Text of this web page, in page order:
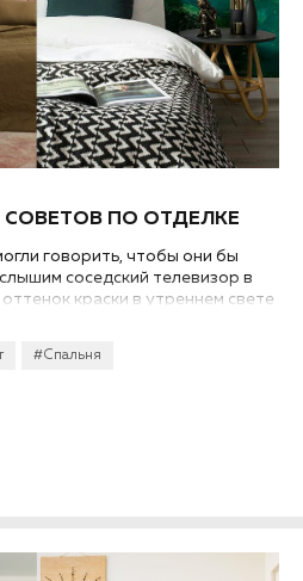
#Спальня
СОВЕТОВ ПО ОТДЕЛКЕ
говорить, чтобы они бы
соседский телевизор в
краски в утреннем свете
спальне.